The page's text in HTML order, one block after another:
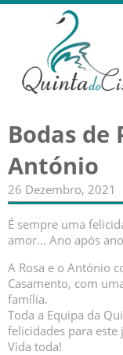
Bodas de
António
26 Dezembro, 2021
É sempre uma
amor… Ano após
A Rosa e o António
Casamento, com
família.
Toda a Equipa da
felicidades para este
Vida toda!